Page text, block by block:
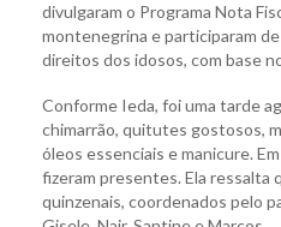
divulgaram o Programa Nota
montenegrina e participaram
direitos dos idosos, com base
Conforme Ieda, foi uma tarde
chimarrão, quitutes gostosos,
óleos essenciais e manicure.
fizeram presentes. Ela ressalta
quinzenais, coordenados pelo